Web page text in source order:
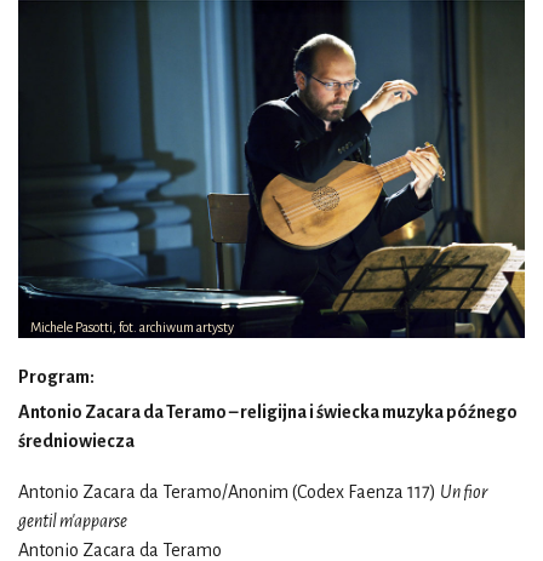
Michele Pasotti, fot. archiwum artysty
Program:
Antonio Zacara da Teramo – religijna i świecka muzyka późnego
średniowiecza
Antonio Zacara da Teramo/Anonim (Codex Faenza 117) Un fior
gentil m'apparse
Antonio Zacara da Teramo